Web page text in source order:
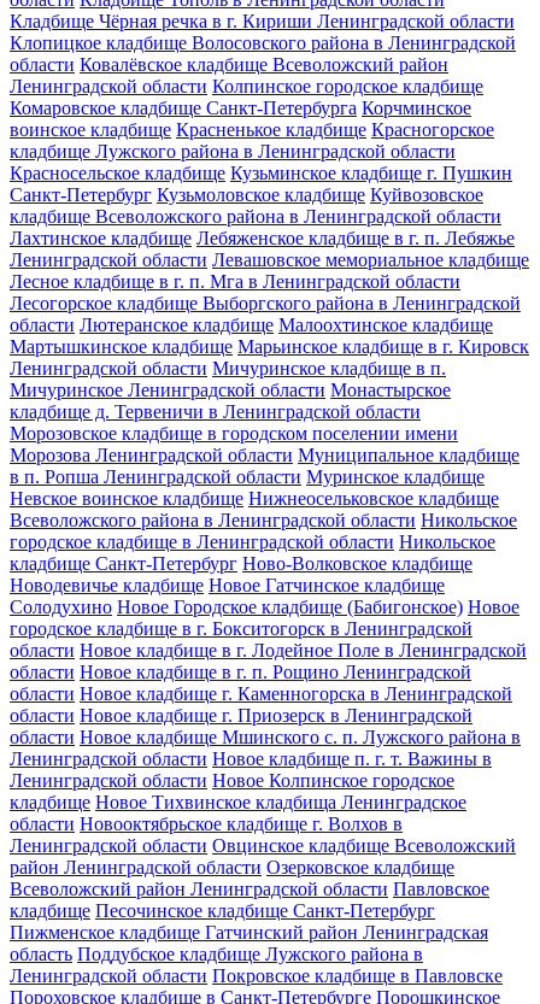
Кладбище Чёрная речка в г. Кириши Ленинградской области
Клопицкое кладбище Волосовского района в Ленинградской
области Ковалёвское кладбище Всеволожский район
Ленинградской области Колпинское городское кладбище
Комаровское кладбище Санкт-Петербурга Корчминское
воинское кладбище Красненькое кладбище Красногорское
кладбище Лужского района в Ленинградской области
Красносельское кладбище Кузьминское кладбище г. Пушкин
Санкт-Петербург Кузьмоловское кладбище Куйвозовское
кладбище Всеволожского района в Ленинградской области
Лахтинское кладбище Лебяженское кладбище в г. п. Лебяжье
Ленинградской области Левашовское мемориальное кладбище
Лесное кладбище в г. п. Мга в Ленинградской области
Лесогорское кладбище Выборгского района в Ленинградской
области Лютеранское кладбище Малоохтинское кладбище
Мартышкинское кладбище Марьинское кладбище в г. Кировск
Ленинградской области Мичуринское кладбище в п.
Мичуринское Ленинградской области Монастырское
кладбище д. Тервеничи в Ленинградской области
Морозовское кладбище в городском поселении имени
Морозова Ленинградской области Муниципальное кладбище
в п. Ропша Ленинградской области Муринское кладбище
Невское воинское кладбище Нижнеосельковское кладбище
Всеволожского района в Ленинградской области Никольское
городское кладбище в Ленинградской области Никольское
кладбище Санкт-Петербург Ново-Волковское кладбище
Новодевичье кладбище Новое Гатчинское кладбище
Солодухино Новое Городское кладбище (Бабигонское) Новое
городское кладбище в г. Бокситогорск в Ленинградской
области Новое кладбище в г. Лодейное Поле в Ленинградской
области Новое кладбище в г. п. Рощино Ленинградской
области Новое кладбище г. Каменногорска в Ленинградской
области Новое кладбище г. Приозерск в Ленинградской
области Новое кладбище Мшинского с. п. Лужского района в
Ленинградской области Новое кладбище п. г. т. Важины в
Ленинградской области Новое Колпинское городское
кладбище Новое Тихвинское кладбища Ленинградское
области Новооктябрьское кладбище г. Волхов в
Ленинградской области Овцинское кладбище Всеволожский
район Ленинградской области Озерковское кладбище
Всеволожский район Ленинградской области Павловское
кладбище Песочинское кладбище Санкт-Петербург
Пижменское кладбище Гатчинский район Ленинградская
область Поддубское кладбище Лужского района в
Ленинградской области Покровское кладбище в Павловске
Пороховское кладбище в Санкт-Петербурге Порошкинское